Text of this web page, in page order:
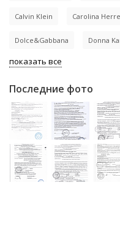
Calvin Klein Carolina
Dolce&Gabbana Donna
показать все
Последние фото